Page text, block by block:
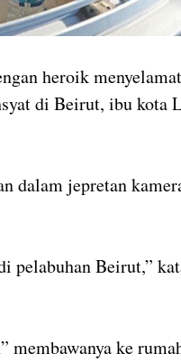
heroik
di Beirut, ibu kota
dalam jepretan
pelabuhan Beirut,”
membawanya ke